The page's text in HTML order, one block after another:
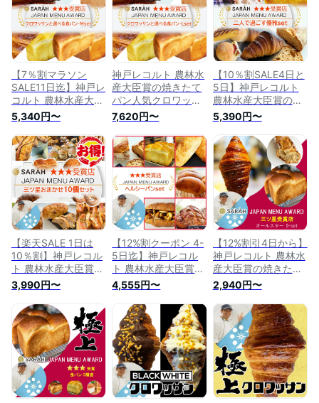
【7％割マラソン
SALE11日迄】神戸レ
コルト 農林水産大臣
賞の焼きたてパン人
気クロワッサンを冷
凍パンでお届け 無添
加パンパン詰め合わ
せ パン贈り物 クロ
ワッサン 食パン等
パンセット マーガリ
ン不使用 国産小麦
プレゼント set9m
5,340円〜
神戸レコルト 農林水
産大臣賞の焼きたて
パン人気クロワッサ
ンを冷凍パンでお届
け 無添加パンパン詰
め合わせ パン贈り物
クロワッサン 食パン
等 パンセット マー
ガリン不使用 国産小
麦 冷凍パン プレゼ
ント set9l
7,620円〜
【10％割SALE4日と
5日】神戸レコルト
農林水産大臣賞の焼
きたてパン人気クロ
ワッサンを冷凍パン
でお届け 無添加パン
パン詰め合わせ パン
贈り物 クロワッサン
食パン等 パンセット
マーガリン不使用 国
産小麦 プレゼント
set5
5,390円〜
【楽天SALE 1日は
10％割】神戸レコル
ト 農林水産大臣賞の
焼きたてパン人気ク
ロワッサンを冷凍パ
ンでお届け 無添加パ
ン10個 パン詰め合わ
せ パン贈り物 クロ
ワッサン 食パン等
パンセット マーガリ
ン不使用 国産小麦
プレゼント happy10
3,990円〜
【12%割クーポン 4-
5日迄】神戸レコル
ト 農林水産大臣賞の
焼きたてパン人気ク
ロワッサンを冷凍パ
ンでお届け 無添加パ
ンパン詰め合わせ パ
ン贈り物 食パン ク
ロワッサン等 マーガ
リン不使用 国産小麦
プレゼント set3
4,555円〜
【12%割引4日から】
神戸レコルト 農林水
産大臣賞の焼きたて
パン人気クロワッサ
ンを冷凍パンでお届
け 無添加パンパン詰
め合わせ パン贈り物
クロワッサン 食パン
等 パンセット マー
ガリン不使用 国産小
麦 プレゼント オー
ルスター
2,940円〜